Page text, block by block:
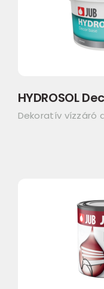
HYDROSOL
Dekoratív vízzáró